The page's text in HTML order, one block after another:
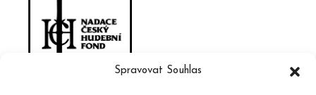
Spravovat Souhlas